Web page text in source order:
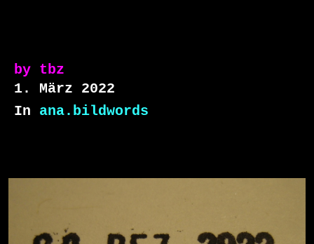
by tbz
1. März 2022
In ana.bildwords